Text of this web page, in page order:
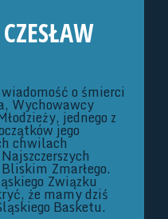
o śmierci
Wychowawcy
jednego z
jego
chwilach
Zmarłego.
Związku
że mamy dziś
Basketu.